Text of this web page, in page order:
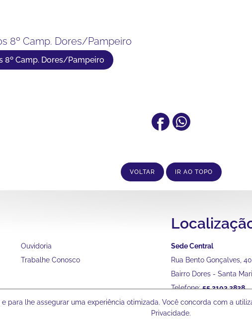
8º Camp. Dores/Pampeiro
8º Camp. Dores/Pampeiro
VOLTAR IR AO TOPO
Ouvidoria
Trabalhe Conosco
Sede Central
Rua Bento Gonçalves,
Bairro Dores - Santa
Telefone:55 2103 2828
para lhe assegurar uma experiência otimizada. Você concorda com a
Privacidade.